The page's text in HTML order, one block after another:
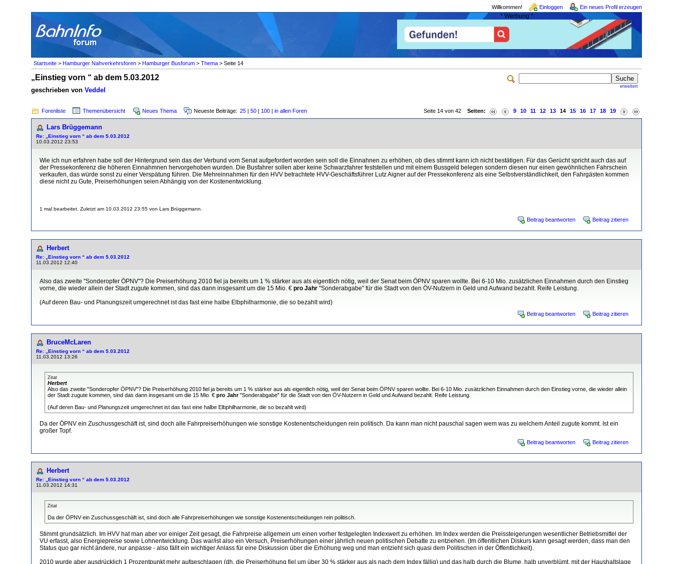
Willkommen! Einloggen Ein neues Profil erzeugen
* Werbung *
Startseite > Hamburger Nahverkehrsforen > Hamburger Busforum > Thema > Seite 14
erweitert
„Einstieg vorn “ ab dem 5.03.2012
geschrieben von Veddel
Forenliste Themenübersicht Neues Thema Neueste Beiträge: 25 | 50 | 100 | in allen Foren Seite 14 von 42 Seiten: 9 10 11 12 13 14 15 16 17 18 19
Lars Brüggemann
Re: „Einstieg vorn “ ab dem 5.03.2012
10.03.2012 23:53
Wie ich nun erfahren habe soll der Hintergrund sein das der Verbund vom Senat aufgefordert worden sein soll die Einnahnen zu erhöhen, ob dies stimmt kann ich nicht bestätigen. Für das Gerücht spricht auch das auf
der Pressekonferenz die höheren Einnahmnen hervorgehoben wurden. Die Busfahrer sollen aber keine Schwarzfahrer feststellen und mit einem Bussgeld belegen sondern diesen nur einen gewöhnlichen Fahrschein
verkaufen, das würde sonst zu einer Verspätung führen. Die Mehreinnahmen für den HVV betrachtete HVV-Geschäftsführer Lutz Aigner auf der Pressekonferenz als eine Selbstverständlichkeit, den Fahrgästen kommen
diese nicht zu Gute, Preiserhöhungen seien Abhängig von der Kostenentwicklung.
1 mal bearbeitet. Zuletzt am 10.03.2012 23:55 von Lars Brüggemann.
Beitrag beantworten Beitrag zitieren
Herbert
Re: „Einstieg vorn “ ab dem 5.03.2012
11.03.2012 12:40
Also das zweite "Sonderopfer ÖPNV"? Die Preiserhöhung 2010 fiel ja bereits um 1 % stärker aus als eigentlich nötig, weil der Senat beim ÖPNV sparen wollte. Bei 6-10 Mio. zusätzlichen Einnahmen durch den Einstieg
vorne, die wieder allein der Stadt zugute kommen, sind das dann insgesamt um die 15 Mio. € pro Jahr "Sonderabgabe" für die Stadt von den ÖV-Nutzern in Geld und Aufwand bezahlt. Reife Leistung.
(Auf deren Bau- und Planungszeit umgerechnet ist das fast eine halbe Elbphilharmonie, die so bezahlt wird)
Beitrag beantworten Beitrag zitieren
BruceMcLaren
Re: „Einstieg vorn “ ab dem 5.03.2012
11.03.2012 13:26
Zitat
Herbert
Also das zweite "Sonderopfer ÖPNV"? Die Preiserhöhung 2010 fiel ja bereits um 1 % stärker aus als eigentlich nötig, weil der Senat beim ÖPNV sparen wollte. Bei 6-10 Mio. zusätzlichen Einnahmen durch den Einstieg vorne, die wieder allein
der Stadt zugute kommen, sind das dann insgesamt um die 15 Mio. € pro Jahr"Sonderabgabe" für die Stadt von den ÖV-Nutzern in Geld und Aufwand bezahlt. Reife Leistung.
(Auf deren Bau- und Planungszeit umgerechnet ist das fast eine halbe Elbphilharmonie, die so bezahlt wird)
Da der ÖPNV ein Zuschussgeschäft ist, sind doch alle Fahrpreiserhöhungen wie sonstige Kostenentscheidungen rein politisch. Da kann man nicht pauschal sagen wem was zu welchem Anteil zugute kommt. Ist ein
großer Topf.
Beitrag beantworten Beitrag zitieren
Herbert
Re: „Einstieg vorn “ ab dem 5.03.2012
11.03.2012 14:31
Zitat
Da der ÖPNV ein Zuschussgeschäft ist, sind doch alle Fahrpreiserhöhungen wie sonstige Kostenentscheidungen rein politisch.
Stimmt grundsätzlich. Im HVV hat man aber vor einiger Zeit gesagt, die Fahrpreise allgemein um einen vorher festgelegten Indexwert zu erhöhen. Im Index werden die Preissteigerungen wesentlicher Betriebsmittel der
VU erfasst, also Energiepreise sowie Lohnentwicklung. Das war/ist also ein Versuch, Preiserhöhungen einer jährlich neuen politischen Debatte zu entziehen. (Im öffentlichen Diskurs kann gesagt werden, dass man den
Status quo gar nicht ändere, nur anpasse - also fällt ein wichtiger Anlass für eine Diskussion über die Erhöhung weg und man entzieht sich quasi dem Politischen in der Öffentlichkeit).
2010 wurde aber ausdrücklich 1 Prozentpunkt mehr aufgeschlagen (dh. die Preiserhöhung fiel um über 30 % stärker aus als nach dem Index fällig) und das halb durch die Blume, halb unverblümt, mit der Haushaltslage